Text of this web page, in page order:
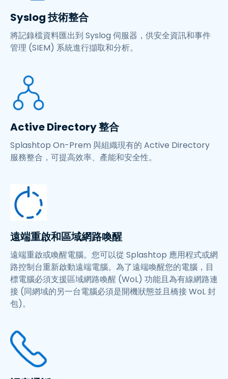
Syslog 技術整合
將記錄檔資料匯出到 Syslog 伺服器，供安全資訊和事件
管理 (SIEM) 系統進行擷取和分析。
Active Directory 整合
Splashtop On-Prem 與組織現有的 Active Directory
服務整合，可提高效率、產能和安全性。
遠端重啟和區域網路喚醒
遠端重啟或喚醒電腦。您可以從 Splashtop 應用程式或網
路控制台重新啟動遠端電腦。為了遠端喚醒您的電腦，目
標電腦必須支援區域網路喚醒 (WoL) 功能且為有線網路連
接 (同網域的另一台電腦必須是開機狀態並且橋接 WoL 封
包)。